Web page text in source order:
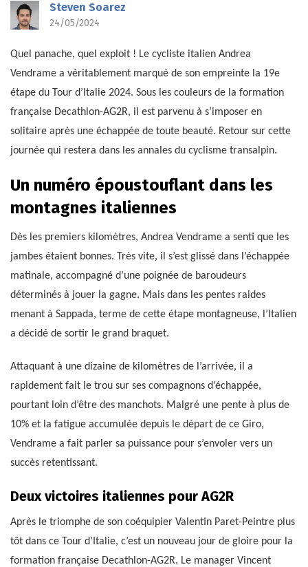
Steven Soarez
24/05/2024
Quel panache, quel exploit ! Le cycliste italien Andrea
Vendrame a véritablement marqué de son empreinte la 19e
étape du Tour d’Italie 2024. Sous les couleurs de la formation
française Decathlon-AG2R, il est parvenu à s’imposer en
solitaire après une échappée de toute beauté. Retour sur cette
journée qui restera dans les annales du cyclisme transalpin.
Un numéro époustouflant dans les
montagnes italiennes
Dès les premiers kilomètres, Andrea Vendrame a senti que les
jambes étaient bonnes. Très vite, il s’est glissé dans l’échappée
matinale, accompagné d’une poignée de baroudeurs
déterminés à jouer la gagne. Mais dans les pentes raides
menant à Sappada, terme de cette étape montagneuse, l’Italien
a décidé de sortir le grand braquet.
Attaquant à une dizaine de kilomètres de l’arrivée, il a
rapidement fait le trou sur ses compagnons d’échappée,
pourtant loin d’être des manchots. Malgré une pente à plus de
10% et la fatigue accumulée depuis le départ de ce Giro,
Vendrame a fait parler sa puissance pour s’envoler vers un
succès retentissant.
Deux victoires italiennes pour AG2R
Après le triomphe de son coéquipier Valentin Paret-Peintre plus
tôt dans ce Tour d’Italie, c’est un nouveau jour de gloire pour la
formation française Decathlon-AG2R. Le manager Vincent